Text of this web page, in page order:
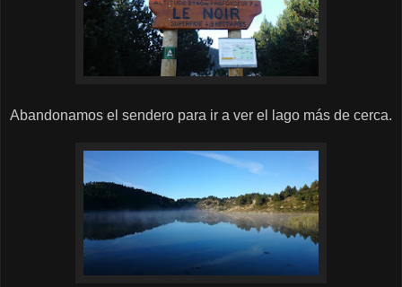
Abandonamos el sendero para ir a ver el lago más de cerca.